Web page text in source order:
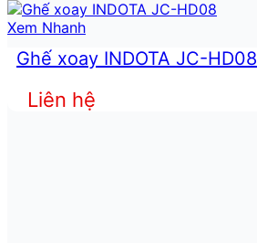
Xem Nhanh
Ghế xoay INDOTA JC-HD08
Liên hệ